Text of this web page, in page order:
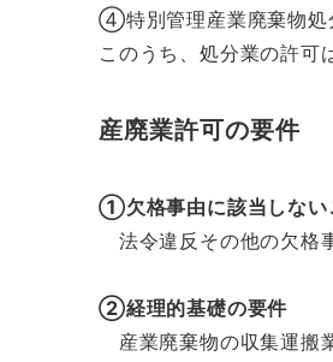
④特別管理産業廃棄物処
このうち、処分業の許可
産廃業許可の要件
①欠格事由に該当しない
法令違反その他の欠格
②経理的基礎の要件
産業廃棄物の収集運搬